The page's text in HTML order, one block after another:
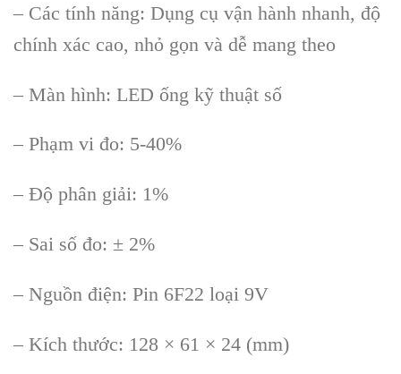
– Các tính năng: Dụng cụ vận hành nhanh, độ
chính xác cao, nhỏ gọn và dễ mang theo
– Màn hình: LED ống kỹ thuật số
– Phạm vi đo: 5-40%
– Độ phân giải: 1%
– Sai số đo: ± 2%
– Nguồn điện: Pin 6F22 loại 9V
– Kích thước: 128 × 61 × 24 (mm)